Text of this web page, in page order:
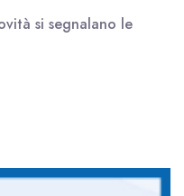
si segnalano le